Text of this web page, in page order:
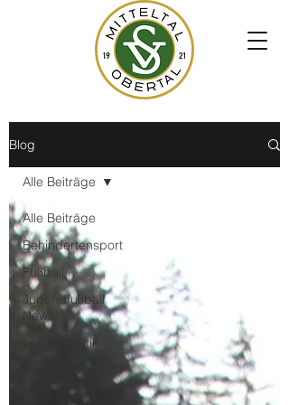
Blog
Alle Beiträge
Behindertensport
Fußball
Jugendfußball
News
Leichtathletik
Sinalco Cup
Alle Beiträge